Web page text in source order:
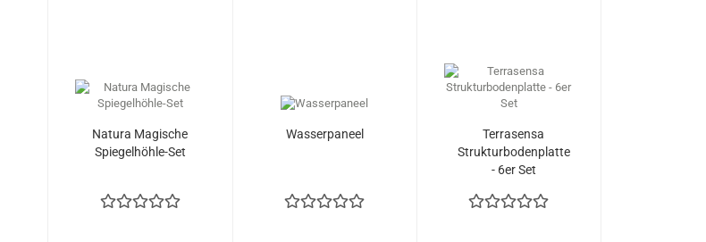
Natura Magische
Spiegelhöhle-Set
Wasserpaneel
Terrasensa
Strukturbodenplatte
- 6er Set